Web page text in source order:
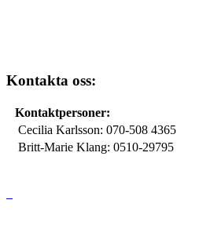
Kontakta oss:
Kontaktpersoner:
Cecilia Karlsson: 070-508 4365
Britt-Marie Klang: 0510-29795